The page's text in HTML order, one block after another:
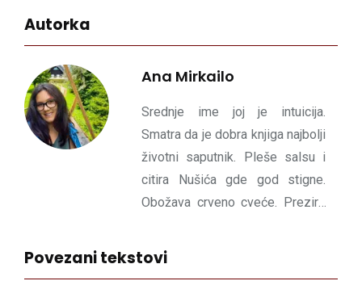
Autorka
Ana Mirkailo
Srednje ime joj je intuicija.
Smatra da je dobra knjiga najbolji
životni saputnik. Pleše salsu i
citira Nušića gde god stigne.
Obožava crveno cveće. Prezire
Povezani tekstovi